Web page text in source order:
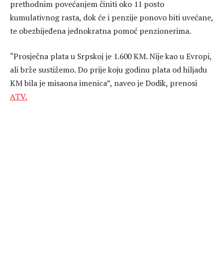
prethodnim povećanjem činiti oko 11 posto
kumulativnog rasta, dok će i penzije ponovo biti uvećane,
te obezbijeđena jednokratna pomoć penzionerima.
“Prosječna plata u Srpskoj je 1.600 KM. Nije kao u Evropi,
ali brže sustižemo. Do prije koju godinu plata od hiljadu
KM bila je misaona imenica”, naveo je Dodik, prenosi
ATV.